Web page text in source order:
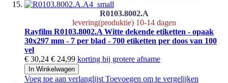
R0103.8002.A
levering(produktie) 10-14 dagen
Rayfilm R0103.8002.A Witte dekende etiketten - opaak
30x297 mm - 7 per blad - 700 etiketten per doos van 100
vel
€ 30,24 € 24,99 korting bij grotere afname
In Winkelwagen
Voeg toe aan verlanglijst Toevoegen om te vergelijken